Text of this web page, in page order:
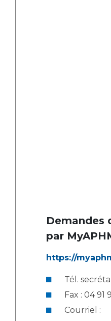
Médecine
Maladies rares
Adresser un examen
Centres de référence
Plateforme d'Expertise
Presse /
Demandes
par
https://
Tél.
Fax : 04 91
Courriel :